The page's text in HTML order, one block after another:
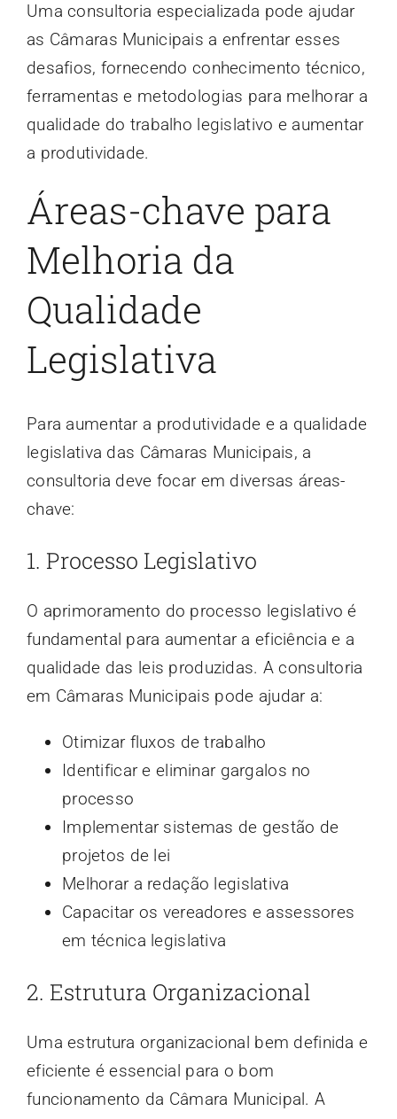
Uma consultoria especializada pode ajudar
as Câmaras Municipais a enfrentar esses
desafios, fornecendo conhecimento técnico,
ferramentas e metodologias para melhorar a
qualidade do trabalho legislativo e aumentar
a produtividade.
Áreas-chave para
Melhoria da
Qualidade
Legislativa
Para aumentar a produtividade e a qualidade
legislativa das Câmaras Municipais, a
consultoria deve focar em diversas áreas-
chave:
1. Processo Legislativo
O aprimoramento do processo legislativo é
fundamental para aumentar a eficiência e a
qualidade das leis produzidas. A consultoria
em Câmaras Municipais pode ajudar a:
Otimizar fluxos de trabalho
Identificar e eliminar gargalos no
processo
Implementar sistemas de gestão de
projetos de lei
Melhorar a redação legislativa
Capacitar os vereadores e assessores
em técnica legislativa
2. Estrutura Organizacional
Uma estrutura organizacional bem definida e
eficiente é essencial para o bom
funcionamento da Câmara Municipal. A